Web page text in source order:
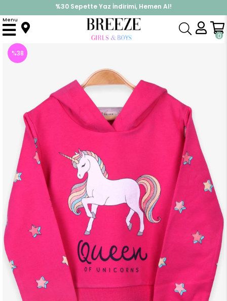
%30 Sepette Yaz İndirimi, Hemen Al!
İndirimlere ek %10 İndirimi Kap, Hemen Üye Ol!
0
Menu
Anasayfa Üst Giyim Sweatshirt Kız Bebek Sweatshirt Maskeli Unicorn Fuşya (2 Yaş)
%38